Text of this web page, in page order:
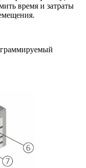
время и затраты